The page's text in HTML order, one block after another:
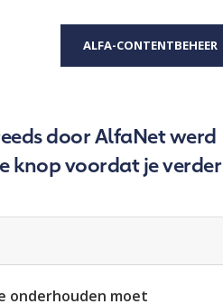
ALFA-CONTENTBEHEER
door AlfaNet werd
knop voordat je verder
onderhouden moet